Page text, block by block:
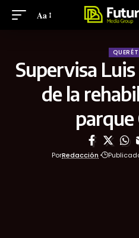
Aa
Supervisa
de la
parque
PorRedacción